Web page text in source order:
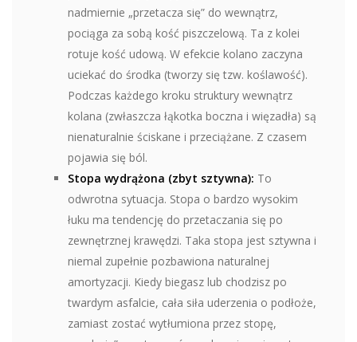
nadmiernie „przetacza się” do wewnątrz,
pociąga za sobą kość piszczelową. Ta z kolei
rotuje kość udową. W efekcie kolano zaczyna
uciekać do środka (tworzy się tzw. koślawość).
Podczas każdego kroku struktury wewnątrz
kolana (zwłaszcza łąkotka boczna i więzadła) są
nienaturalnie ściskane i przeciążane. Z czasem
pojawia się ból.
Stopa wydrążona (zbyt sztywna): To
odwrotna sytuacja. Stopa o bardzo wysokim
łuku ma tendencję do przetaczania się po
zewnętrznej krawędzi. Taka stopa jest sztywna i
niemal zupełnie pozbawiona naturalnej
amortyzacji. Kiedy biegasz lub chodzisz po
twardym asfalcie, cała siła uderzenia o podłoże,
zamiast zostać wytłumiona przez stopę,